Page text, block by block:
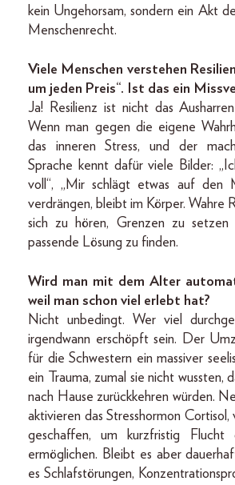
kein Ungehorsam, sondern ein Akt
Menschenrecht.
Viele Menschen verstehen
um jeden Preis“. Ist das ein
Ja! Resilienz ist nicht das
Wenn man gegen die eigene
das inneren Stress, und der
Sprache kennt dafür viele Bilder:
voll“, „Mir schlägt etwas auf den
verdrängen, bleibt im Körper. Wahre
sich zu hören, Grenzen zu
passende Lösung zu finden.
Wird man mit dem Alter
weil man schon viel erlebt hat?
Nicht unbedingt. Wer viel
irgendwann erschöpft sein. Der
für die Schwestern ein massiver
ein Trauma, zumal sie nicht wussten,
nach Hause zurückkehren würden.
aktivieren das Stresshormon
geschaffen, um kurzfristig
ermöglichen. Bleibt es aber
es Schlafstörungen,